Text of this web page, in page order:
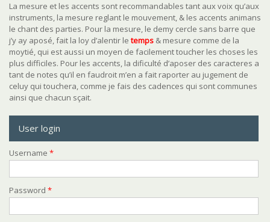
La mesure et les accents sont recommandables tant aux voix qu’aux
instruments, la mesure reglant le mouvement, & les accents animans
le chant des parties. Pour la mesure, le demy cercle sans barre que
j’y ay aposé, fait la loy d’alentir letemps & mesure comme de la
moytié, qui est aussi un moyen de facilement toucher les choses les
plus difficiles. Pour les accents, la dificulté d’aposer des caracteres a
tant de notes qu’il en faudroit m’en a fait raporter au jugement de
celuy qui touchera, comme je fais des cadences qui sont communes
ainsi que chacun sçait.
User login
Username *
Password *